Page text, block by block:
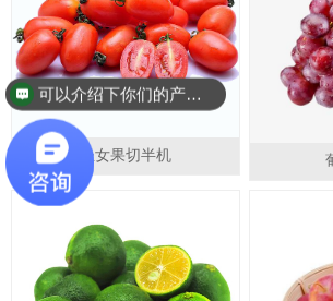
圣女果切半机
专利号：
ZL2021 2 1427894.4
ZL2021 1 0711940.1
专利产品，仿冒必究！
专利
专利号：
可以介绍下你们的产品么？